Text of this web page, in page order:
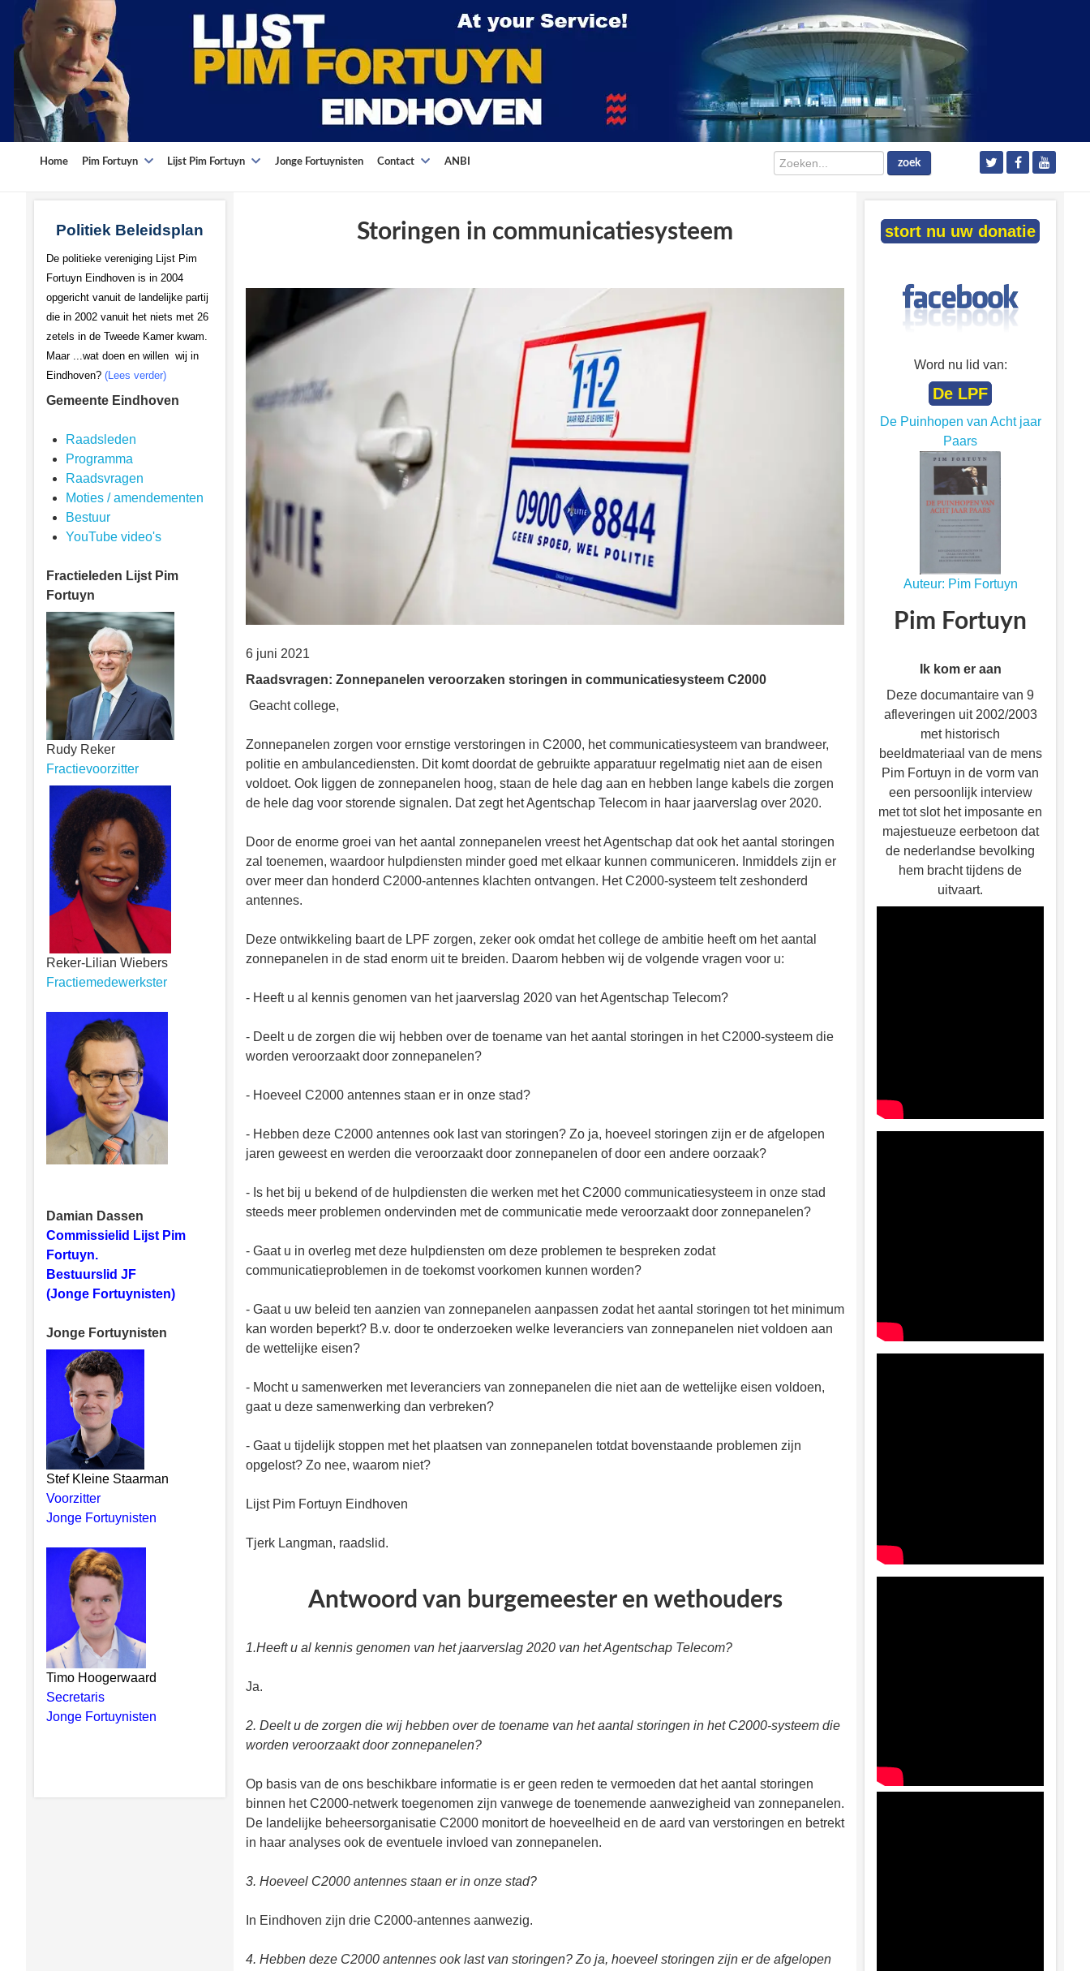
Home Pim Fortuyn Lijst Pim Fortuyn Jonge Fortuynisten Contact ANBI Zoeken... zoek
Politiek Beleidsplan
De politieke vereniging Lijst Pim
Fortuyn Eindhoven is in 2004
opgericht vanuit de landelijke partij
die in 2002 vanuit het niets met 26
zetels in de Tweede Kamer kwam.
Maar ...wat doen en willen wij in
Eindhoven? (Lees verder)
Gemeente Eindhoven
Raadsleden
Programma
Raadsvragen
Moties / amendementen
Bestuur
YouTube video's
Fractieleden Lijst Pim
Fortuyn
Rudy Reker
Fractievoorzitter
Reker-Lilian Wiebers
Fractiemedewerkster
Damian Dassen
Commissielid Lijst Pim
Fortuyn.
Bestuurslid JF
(Jonge Fortuynisten)
Jonge Fortuynisten
Stef Kleine Staarman
Voorzitter
Jonge Fortuynisten
Timo Hoogerwaard
Secretaris
Jonge Fortuynisten
Storingen in communicatiesysteem
6 juni 2021
Raadsvragen: Zonnepanelen veroorzaken storingen in communicatiesysteem C2000
Geacht college,
Zonnepanelen zorgen voor ernstige verstoringen in C2000, het communicatiesysteem van brandweer,
politie en ambulancediensten. Dit komt doordat de gebruikte apparatuur regelmatig niet aan de eisen
voldoet. Ook liggen de zonnepanelen hoog, staan de hele dag aan en hebben lange kabels die zorgen
de hele dag voor storende signalen. Dat zegt het Agentschap Telecom in haar jaarverslag over 2020.
Door de enorme groei van het aantal zonnepanelen vreest het Agentschap dat ook het aantal storingen
zal toenemen, waardoor hulpdiensten minder goed met elkaar kunnen communiceren. Inmiddels zijn er
over meer dan honderd C2000-antennes klachten ontvangen. Het C2000-systeem telt zeshonderd
antennes.
Deze ontwikkeling baart de LPF zorgen, zeker ook omdat het college de ambitie heeft om het aantal
zonnepanelen in de stad enorm uit te breiden. Daarom hebben wij de volgende vragen voor u:
- Heeft u al kennis genomen van het jaarverslag 2020 van het Agentschap Telecom?
- Deelt u de zorgen die wij hebben over de toename van het aantal storingen in het C2000-systeem die
worden veroorzaakt door zonnepanelen?
- Hoeveel C2000 antennes staan er in onze stad?
- Hebben deze C2000 antennes ook last van storingen? Zo ja, hoeveel storingen zijn er de afgelopen
jaren geweest en werden die veroorzaakt door zonnepanelen of door een andere oorzaak?
- Is het bij u bekend of de hulpdiensten die werken met het C2000 communicatiesysteem in onze stad
steeds meer problemen ondervinden met de communicatie mede veroorzaakt door zonnepanelen?
- Gaat u in overleg met deze hulpdiensten om deze problemen te bespreken zodat
communicatieproblemen in de toekomst voorkomen kunnen worden?
- Gaat u uw beleid ten aanzien van zonnepanelen aanpassen zodat het aantal storingen tot het minimum
kan worden beperkt? B.v. door te onderzoeken welke leveranciers van zonnepanelen niet voldoen aan
de wettelijke eisen?
- Mocht u samenwerken met leveranciers van zonnepanelen die niet aan de wettelijke eisen voldoen,
gaat u deze samenwerking dan verbreken?
- Gaat u tijdelijk stoppen met het plaatsen van zonnepanelen totdat bovenstaande problemen zijn
opgelost? Zo nee, waarom niet?
Lijst Pim Fortuyn Eindhoven
Tjerk Langman, raadslid.
Antwoord van burgemeester en wethouders
1.Heeft u al kennis genomen van het jaarverslag 2020 van het Agentschap Telecom?
Ja.
2. Deelt u de zorgen die wij hebben over de toename van het aantal storingen in het C2000-systeem die
worden veroorzaakt door zonnepanelen?
Op basis van de ons beschikbare informatie is er geen reden te vermoeden dat het aantal storingen
binnen het C2000-netwerk toegenomen zijn vanwege de toenemende aanwezigheid van zonnepanelen.
De landelijke beheersorganisatie C2000 monitort de hoeveelheid en de aard van verstoringen en betrekt
in haar analyses ook de eventuele invloed van zonnepanelen.
3. Hoeveel C2000 antennes staan er in onze stad?
In Eindhoven zijn drie C2000-antennes aanwezig.
4. Hebben deze C2000 antennes ook last van storingen? Zo ja, hoeveel storingen zijn er de afgelopen
stort nu uw donatie
Word nu lid van:
De LPF
De Puinhopen van Acht jaar
Paars
Auteur: Pim Fortuyn
Pim Fortuyn
Ik kom er aan
Deze documantaire van 9
afleveringen uit 2002/2003
met historisch
beeldmateriaal van de mens
Pim Fortuyn in de vorm van
een persoonlijk interview
met tot slot het imposante en
majestueuze eerbetoon dat
de nederlandse bevolking
hem bracht tijdens de
uitvaart.